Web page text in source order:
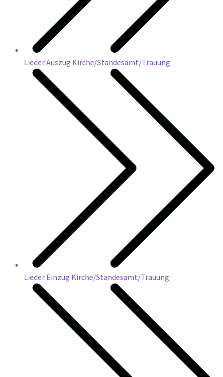
Lieder Auszug Kirche/Standesamt/Trauung
Lieder Einzug Kirche/Standesamt/Trauung